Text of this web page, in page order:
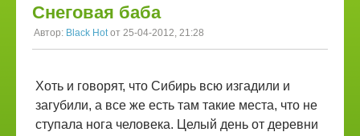
Снеговая баба
Автор: Black Hotот 25-04-2012, 21:28
Хоть и говорят, что Сибирь всю изгадили и
загубили, а все же есть там такие места, что не
ступала нога человека. Целый день от деревни